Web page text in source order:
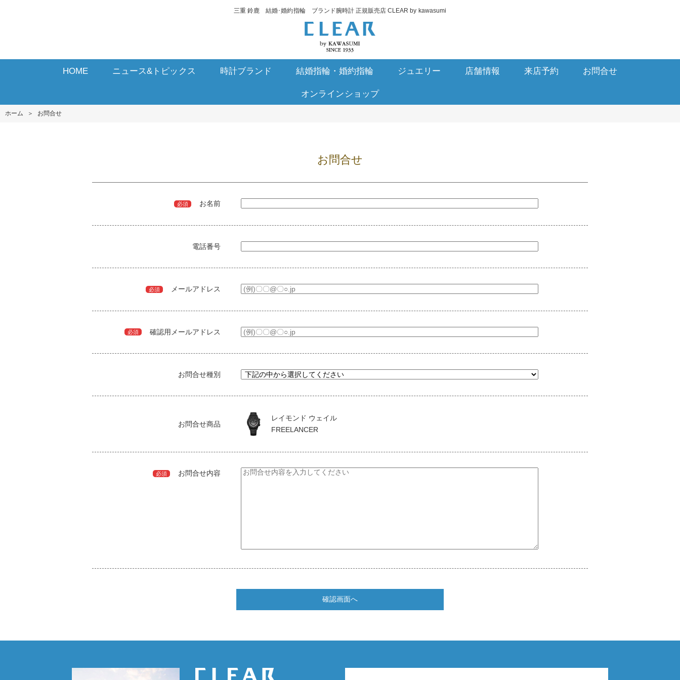
三重 鈴鹿 結婚･婚約指輪 ブランド腕時計 正規販売店 CLEAR by kawasumi
HOME ニュース&トピックス 時計ブランド 結婚指輪・婚約指輪 ジュエリー 店舗情報 来店予約 お問合せ
オンラインショップ
ホーム ＞ お問合せ
お問合せ
必須 お名前
電話番号
必須 メールアドレス
必須 確認用メールアドレス
お問合せ種別
お問合せ商品
レイモンド ウェイル
FREELANCER
必須 お問合せ内容